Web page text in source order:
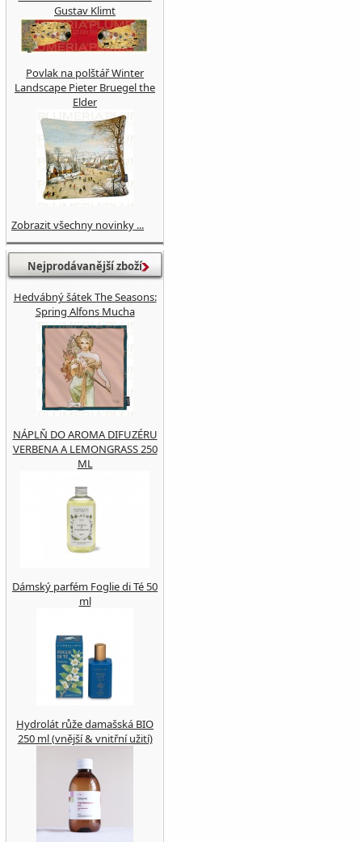
Gustav Klimt
Povlak na polštář Winter
Landscape Pieter Bruegel the
Elder
Zobrazit všechny novinky ...
Nejprodávanější zboží
Hedvábný šátek The Seasons:
Spring Alfons Mucha
NÁPLŇ DO AROMA DIFUZÉRU
VERBENA A LEMONGRASS 250
ML
Dámský parfém Foglie di Té 50
ml
Hydrolát růže damašská BIO
250 ml (vnější & vnitřní užití)